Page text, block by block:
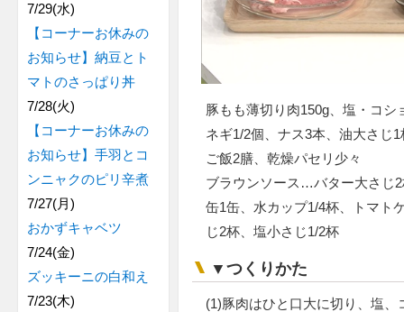
豚もも薄切り肉150g、塩・コ
ネギ1/2個、ナス3本、油大さじ
ご飯2膳、乾燥パセリ少々
ブラウンソース…バター大さじ
缶1缶、水カップ1/4杯、トマト
じ2杯、塩小さじ1/2杯
▼つくりかた
(1)豚肉はひと口大に切り、塩
7/29(水)
【コーナーお休みの
お知らせ】納豆とト
マトのさっぱり丼
7/28(火)
【コーナーお休みの
お知らせ】手羽とコ
ンニャクのピリ辛煮
7/27(月)
おかずキャベツ
7/24(金)
ズッキーニの白和え
7/23(木)